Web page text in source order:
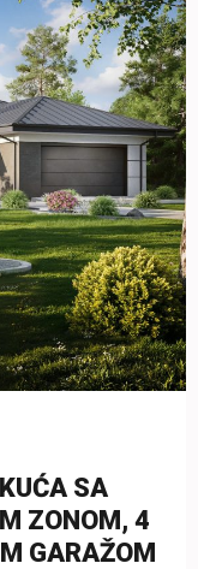
SA
ZONOM, 4
GARAŽOM